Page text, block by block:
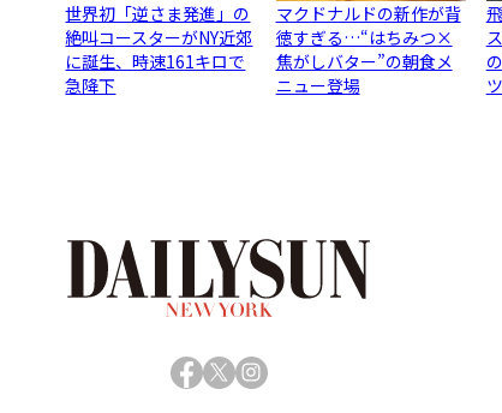
世界初「逆さま発進」の
絶叫コースターがNY近郊
に誕生、時速161キロで
急降下
マクドナルドの新作が背
徳すぎる…“はちみつ×
焦がしバター”の朝食メ
ニュー登場
Facebook
X Instagram